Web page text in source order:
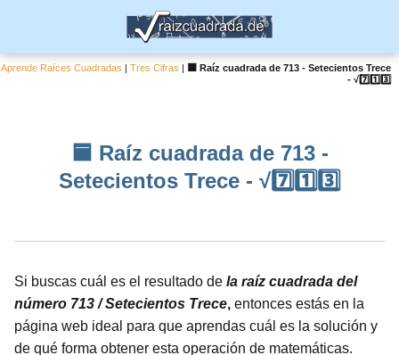
Aprende Raíces Cuadradas |Tres Cifras |
🟦 Raíz cuadrada de 713 - Setecientos Trece
- √7️⃣1️⃣3️⃣
🟦 Raíz cuadrada de 713 -
Setecientos Trece - √7️⃣1️⃣3️⃣
Si buscas cuál es el resultado de la raíz cuadrada del
número 713 / Setecientos Trece, entonces estás en la
página web ideal para que aprendas cuál es la solución y
de qué forma obtener esta operación de matemáticas.